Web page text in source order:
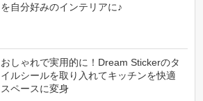
を自分好みのインテリアに♪
おしゃれで実用的に！Dream Stickerのタ
イルシールを取り入れてキッチンを快適
スペースに変身